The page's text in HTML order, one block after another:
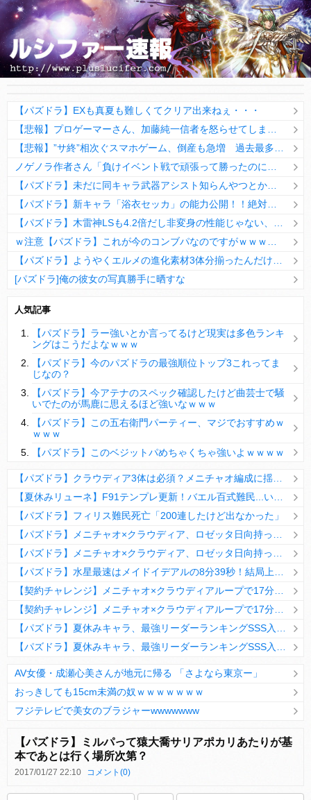
【パズドラ】EXも真夏も難しくてクリア出来ねぇ・・・
[パズドラ]俺の彼女の写真勝手に晒すな
【パズドラ】陣とか覚醒大小の方がええやろか？
ＤｅＮＡ山崎憲晴 左膝靭帯の手術を無事に終了
Powered by livedoor 相互RSS
人気記事
【パズドラ】ラー強いとか言ってるけど現実は多色ランキ
ングはこうだよなｗｗｗ
【パズドラ】今のパズドラの最強順位トップ3これってま
じなの？
【パズドラ】今アテナのスペック確認したけど曲芸士で騒
いでたのが馬鹿に思えるほど強いなｗｗｗ
【パズドラ】この五右衛門パーティー、マジでおすすめｗ
ｗｗｗ
【パズドラ】このベジットパめちゃくちゃ強いよｗｗｗｗ
【パズドラ】フィリス難民死亡「200連したけど出なかった」
Powered by livedoor 相互RSS
AV女優・成瀬心美さんが地元に帰る 「さよなら東京ー」
おっきしても15cm未満の奴ｗｗｗｗｗｗｗ
フジテレビで美女のブラジャーwwwwwww
【パズドラ】ミルパって猿大喬サリアポカリあたりが基
本であとは行く場所次第？
2017/01/27 22:10 コメント(0)